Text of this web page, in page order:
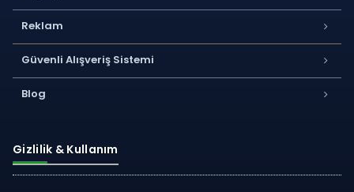
Reklam
Güvenli Alışveriş Sistemi
Blog
Gizlilik & Kullanım